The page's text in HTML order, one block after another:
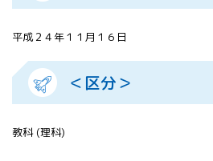
平成２４年１１月１６日
＜区分＞
教科 (理科)